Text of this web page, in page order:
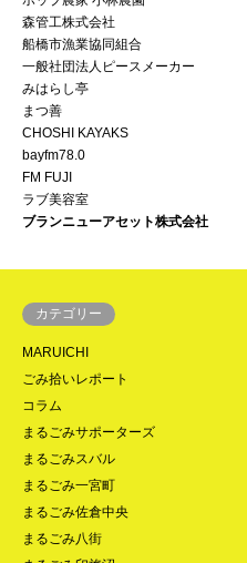
森管工株式会社
船橋市漁業協同組合
一般社団法人ピースメーカー
みはらし亭
まつ善
CHOSHI KAYAKS
bayfm78.0
FM FUJI
ラブ美容室
ブランニューアセット株式会社
カテゴリー
MARUICHI
ごみ拾いレポート
コラム
まるごみサポーターズ
まるごみスバル
まるごみ一宮町
まるごみ佐倉中央
まるごみ八街